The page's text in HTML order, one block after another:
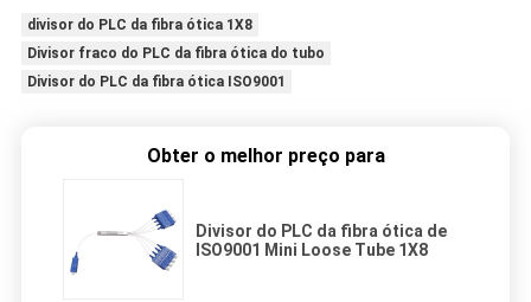
divisor do PLC da fibra ótica 1X8
Divisor fraco do PLC da fibra ótica do tubo
Divisor do PLC da fibra ótica ISO9001
Obter o melhor preço para
Divisor do PLC da fibra ótica de
ISO9001 Mini Loose Tube 1X8